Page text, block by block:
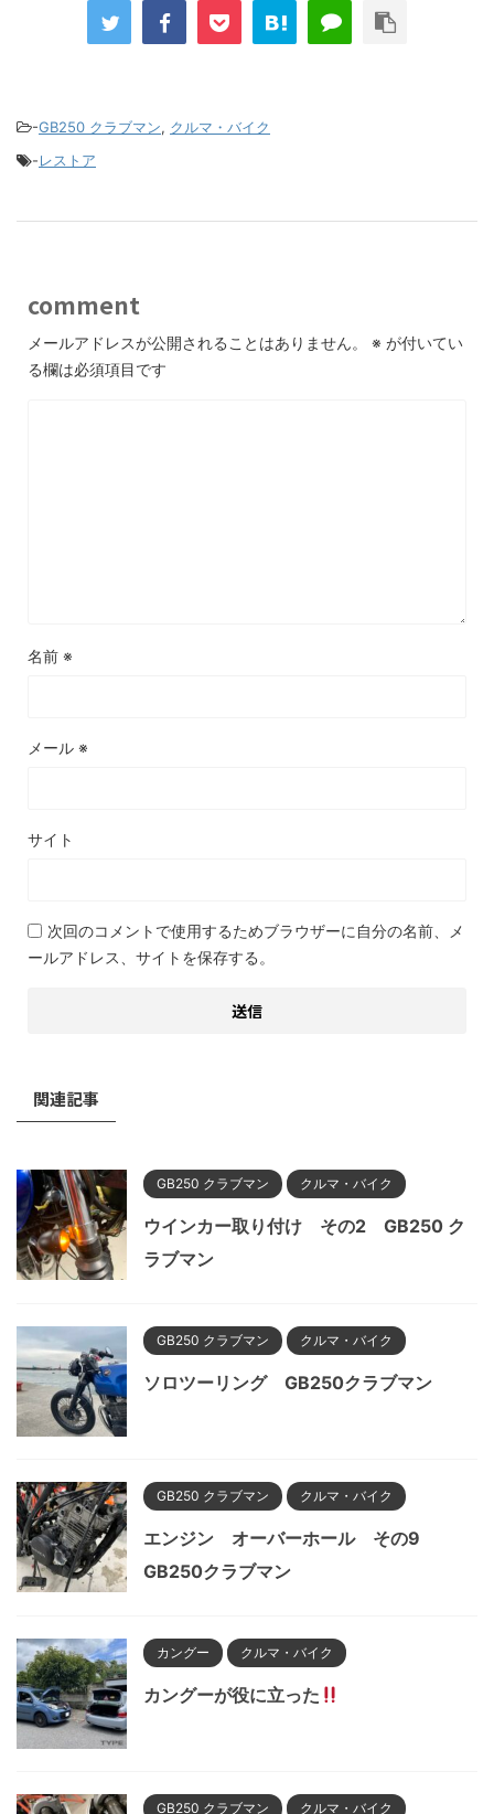
-GB250 クラブマン, クルマ・バイク
-レストア
comment
メールアドレスが公開されることはありません。 ※ が付いてい
る欄は必須項目です
名前 ※
メール ※
サイト
次回のコメントで使用するためブラウザーに自分の名前、メ
ールアドレス、サイトを保存する。
関連記事
GB250 クラブマン クルマ・バイク
ウインカー取り付け その2 GB250 ク
ラブマン
GB250 クラブマン クルマ・バイク
ソロツーリング GB250クラブマン
GB250 クラブマン クルマ・バイク
エンジン オーバーホール その9
GB250クラブマン
カングー クルマ・バイク
カングーが役に立った
GB250 クラブマン クルマ・バイク